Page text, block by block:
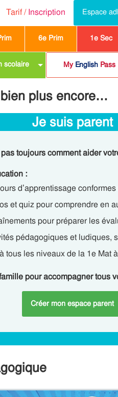
Tarif /Inscription Espace
6e Prim 1e Sec
scolaire My EnglishPass
plus encore…
Je suis parent
toujours comment aider
:
d’apprentissage
et quiz pour comprendre en
pour préparer les
pédagogiques et ludiques,
tous les niveaux de la 1e Mat
pour accompagner tous
Créer mon espace parent